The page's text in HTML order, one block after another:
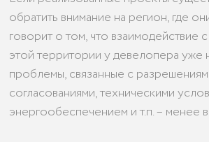
обратить внимание на регион, где
говорит о том, что взаимодействие
этой территории у девелопера уже
проблемы, связанные с
согласованиями, техническими
энергообеспечением и т.п. – менее